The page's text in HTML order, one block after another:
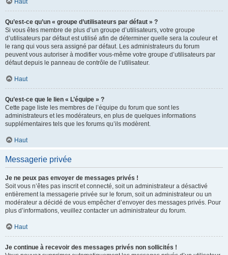
Haut
Qu’est-ce qu’un « groupe d’utilisateurs par défaut » ?
Si vous êtes membre de plus d’un groupe d’utilisateurs, votre groupe
d’utilisateurs par défaut est utilisé afin de déterminer quelle sera la couleur et
le rang qui vous sera assigné par défaut. Les administrateurs du forum
peuvent vous autoriser à modifier vous-même votre groupe d’utilisateurs par
défaut depuis le panneau de contrôle de l’utilisateur.
Haut
Qu’est-ce que le lien « L’équipe » ?
Cette page liste les membres de l’équipe du forum que sont les
administrateurs et les modérateurs, en plus de quelques informations
supplémentaires tels que les forums qu’ils modèrent.
Haut
Messagerie privée
Je ne peux pas envoyer de messages privés !
Soit vous n’êtes pas inscrit et connecté, soit un administrateur a désactivé
entièrement la messagerie privée sur le forum, soit un administrateur ou un
modérateur a décidé de vous empêcher d’envoyer des messages privés. Pour
plus d’informations, veuillez contacter un administrateur du forum.
Haut
Je continue à recevoir des messages privés non sollicités !